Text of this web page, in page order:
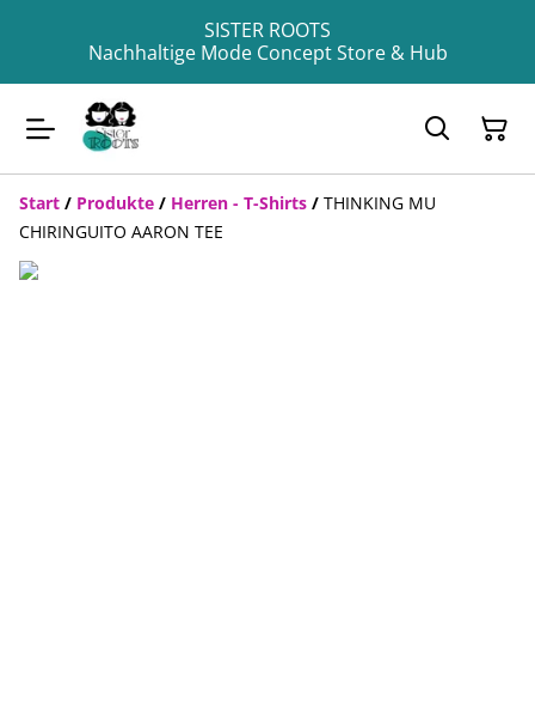
SISTER ROOTS
Nachhaltige Mode Concept Store & Hub
Start / Produkte / Herren - T-Shirts / THINKING MU
CHIRINGUITO AARON TEE